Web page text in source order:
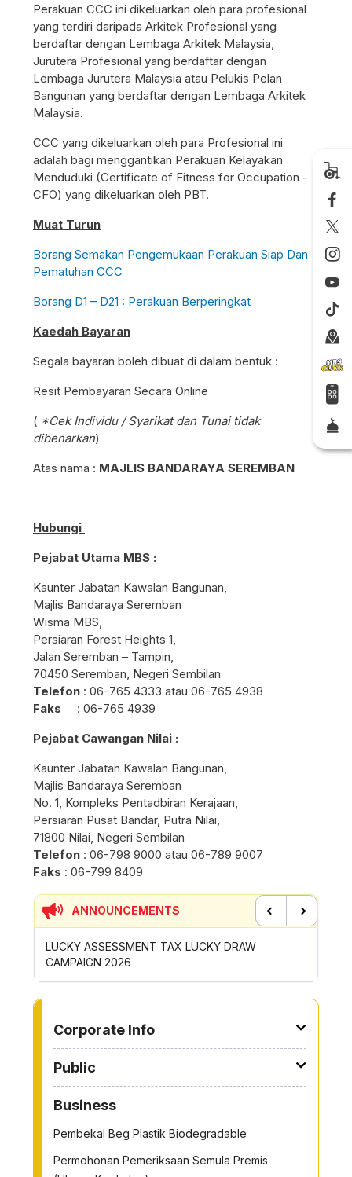
Perakuan CCC ini dikeluarkan oleh para profesional
yang terdiri daripada Arkitek Profesional yang
berdaftar dengan Lembaga Arkitek Malaysia,
Jurutera Profesional yang berdaftar dengan
Lembaga Jurutera Malaysia atau Pelukis Pelan
Bangunan yang berdaftar dengan Lembaga Arkitek
Malaysia.
CCC yang dikeluarkan oleh para Profesional ini
adalah bagi menggantikan Perakuan Kelayakan
Menduduki (Certificate of Fitness for Occupation -
CFO) yang dikeluarkan oleh PBT.
Muat Turun
Borang Semakan Pengemukaan Perakuan Siap Dan
Pematuhan CCC
Borang D1 – D21 : Perakuan Berperingkat
Kaedah Bayaran
Segala bayaran boleh dibuat di dalam bentuk :
Resit Pembayaran Secara Online
( *Cek Individu / Syarikat dan Tunai tidak
dibenarkan)
Atas nama : MAJLIS BANDARAYA SEREMBAN
Hubungi
Pejabat Utama MBS :
Kaunt​​er Jabatan Kawalan Bangunan,
Majlis Bandaraya Seremban
Wisma MBS,
Persiaran Forest Heights 1,
Jalan Seremban – Tampin,
70450 Seremban, Negeri Sembilan
​​Telefon : 06-765 4333 atau 06-765 4938
Faks
: ​06-765 4939
Pejabat Cawangan Nilai :
​​Kaunt​​er Jabatan Kawalan Bangunan,
Majlis Bandaraya Seremban
No. 1, Kompleks Pentadbiran Kerajaan,
Persiaran Pusat Bandar, Putra Nilai,
71800 Nilai, Negeri Sembilan
​​Telefon : 06-798 9000 atau 06-789 9007
Faks : ​06-799 8409
ANNOUNCEMENTS
DRAW
CONTRIBUTION INCENTIVE FOR GOTONG-
ROYONG ACTIVITIES MBS 2026
Corporate Info
Public
Business
Pembekal Beg Plastik Biodegradable
Permohonan Pemeriksaan Semula Premis